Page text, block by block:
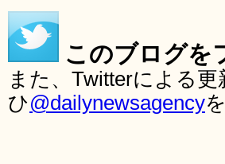
このブログを
また、Twitterによる
ひ@dailynewsagency